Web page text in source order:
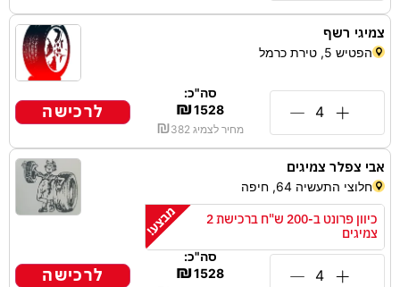
צמיגי רשף
הפטיש 5, טירת כרמל
סה"כ:
₪1528
מחיר לצמיג ₪382
לרכישה
אבי צפלר צמיגים
חלוצי התעשיה 64, חיפה
כיוון פרונט ב-200 ש"ח ברכישת 2
צמיגים
סה"כ:
₪1528 לרכישה